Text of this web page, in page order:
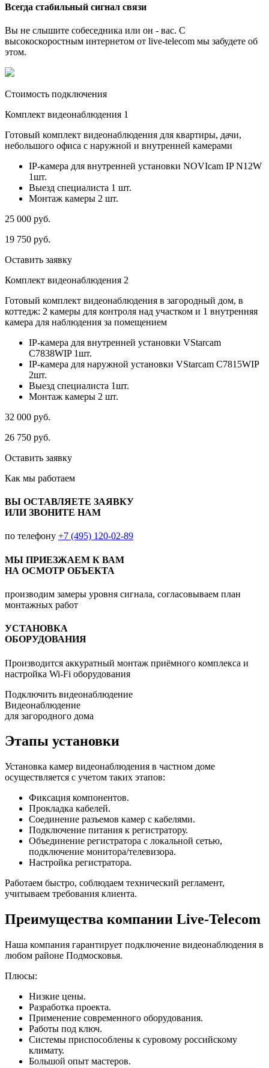
Всегда стабильный сигнал связи
Вы не слышите собеседника или он - вас. С
высокоскоростным интернетом от live-telecom мы забудете об
этом.
Стоимость подключения
Комплект видеонаблюдения 1
Готовый комплект видеонаблюдения для квартиры, дачи,
небольшого офиса с наружной и внутренней камерами
IP-камера для внутренней установки NOVIcam IP N12W
1шт.
Выезд специалиста 1 шт.
Монтаж камеры 2 шт.
25 000 руб.
19 750 руб.
Оставить заявку
Комплект видеонаблюдения 2
Готовый комплект видеонаблюдения в загородный дом, в
коттедж: 2 камеры для контроля над участком и 1 внутренняя
камера для наблюдения за помещением
IP-камера для внутренней установки VStarcam
C7838WIP 1шт.
IP-камера для наружной установки VStarcam C7815WIP
2шт.
Выезд специалиста 1шт.
Монтаж камеры 2 шт.
32 000 руб.
26 750 руб.
Оставить заявку
Как мы работаем
ВЫ ОСТАВЛЯЕТЕ ЗАЯВКУ
ИЛИ ЗВОНИТЕ НАМ
по телефону +7 (495) 120-02-89
МЫ ПРИЕЗЖАЕМ К ВАМ
НА ОСМОТР ОБЪЕКТА
производим замеры уровня сигнала, согласовываем план
монтажных работ
УСТАНОВКА
ОБОРУДОВАНИЯ
Производится аккуратный монтаж приёмного комплекса и
настройка Wi-Fi оборудования
Подключить видеонаблюдение
Видеонаблюдение
для загородного дома
Этапы установки
Установка камер видеонаблюдения в частном доме
осуществляется с учетом таких этапов:
Фиксация компонентов.
Прокладка кабелей.
Соединение разъемов камер с кабелями.
Подключение питания к регистратору.
Объединение регистратора с локальной сетью,
подключение монитора/телевизора.
Настройка регистратора.
Работаем быстро, соблюдаем технический регламент,
учитываем требования клиента.
Преимущества компании Live-Telecom
Наша компания гарантирует подключение видеонаблюдения в
любом районе Подмосковья.
Плюсы:
Низкие цены.
Разработка проекта.
Применение современного оборудования.
Работы под ключ.
Системы приспособлены к суровому российскому
климату.
Большой опыт мастеров.